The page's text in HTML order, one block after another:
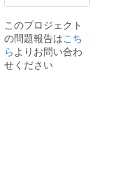
このプロジェクト
の問題報告はこち
らよりお問い合わ
せください